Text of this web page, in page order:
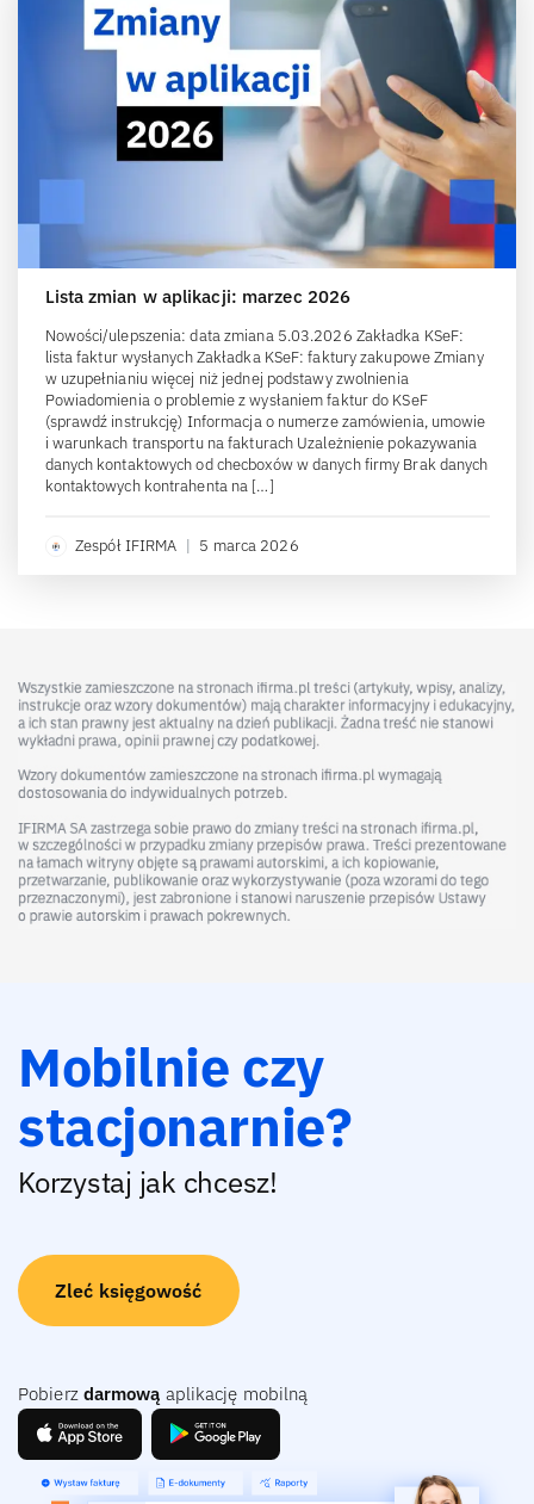
Lista zmian w aplikacji: marzec 2026
Nowości/ulepszenia: data zmiana 5.03.2026 Zakładka KSeF:
lista faktur wysłanych Zakładka KSeF: faktury zakupowe Zmiany
w uzupełnianiu więcej niż jednej podstawy zwolnienia
Powiadomienia o problemie z wysłaniem faktur do KSeF
(sprawdź instrukcję) Informacja o numerze zamówienia, umowie
i warunkach transportu na fakturach Uzależnienie pokazywania
danych kontaktowych od checboxów w danych firmy Brak danych
kontaktowych kontrahenta na […]
Zespół IFIRMA | 5 marca 2026
Mobilnie czy
stacjonarnie?
Korzystaj jak chcesz!
Zleć księgowość
Pobierz darmową aplikację mobilną